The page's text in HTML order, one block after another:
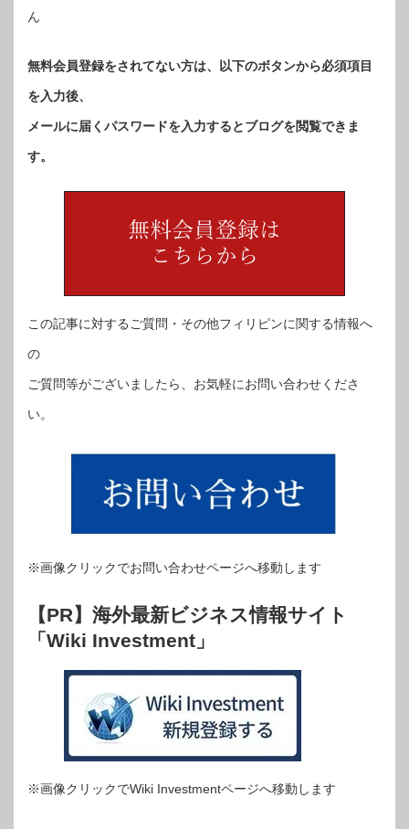
ん
無料会員登録をされてない方は、以下のボタンから必須項目
を入力後、
メールに届くパスワードを入力するとブログを閲覧できま
す。
この記事に対するご質問・その他フィリピンに関する情報へ
の
ご質問等がございましたら、お気軽にお問い合わせくださ
い。
※画像クリックでお問い合わせページへ移動します
【PR】海外最新ビジネス情報サイト
「Wiki Investment」
※画像クリックでWiki Investmentページへ移動します